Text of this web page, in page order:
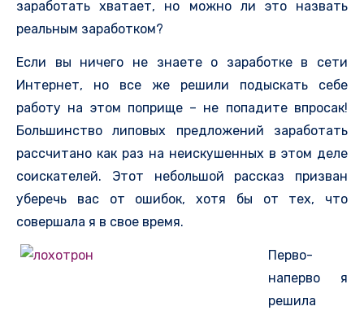
заработать хватает, но можно ли это назвать
реальным заработком?
Если вы ничего не знаете о заработке в сети
Интернет, но все же решили подыскать себе
работу на этом поприще – не попадите впросак!
Большинство липовых предложений заработать
рассчитано как раз на неискушенных в этом деле
соискателей. Этот небольшой рассказ призван
уберечь вас от ошибок, хотя бы от тех, что
совершала я в свое время.
Перво-
наперво я
решила